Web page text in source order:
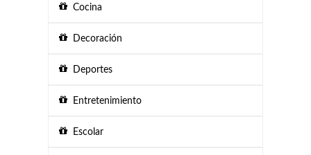
Cocina
Decoración
Deportes
Entretenimiento
Escolar